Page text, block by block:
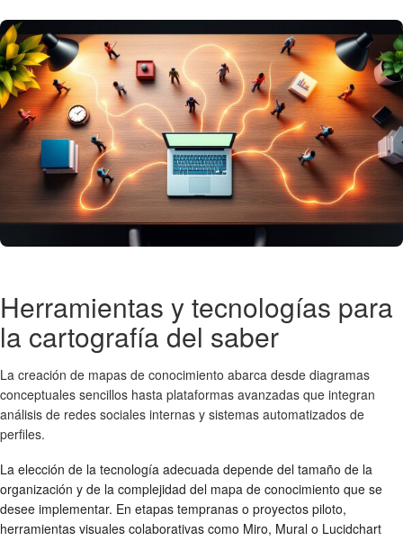
Herramientas y tecnologías para
la cartografía del saber
La creación de mapas de conocimiento abarca desde diagramas
conceptuales sencillos hasta plataformas avanzadas que integran
análisis de redes sociales internas y sistemas automatizados de
perfiles.
La elección de la tecnología adecuada depende del tamaño de la
organización y de la complejidad del mapa de conocimiento que se
desee implementar. En etapas tempranas o proyectos piloto,
herramientas visuales colaborativas como Miro, Mural o Lucidchart